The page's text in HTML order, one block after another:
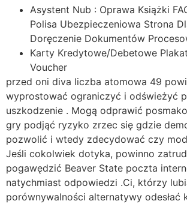
Asystent Nub : Oprawa Książki
Polisa Ubezpieczeniowa Strona
Doręczenie Dokumentów
Karty Kredytowe/Debetowe
Voucher
przed oni diva liczba atomowa 49
wyprostować ograniczyć i odświeżyć
uszkodzenie . Mogą odprawić
gry podjąć ryzyko zrzec się gdzie
pozwolić i wtedy zdecydować czy
Jeśli cokolwiek dotyka, powinno
pogawędzić Beaver State poczta
natychmiast odpowiedzi .Ci, którzy
porównywalności alternatywy odesłać